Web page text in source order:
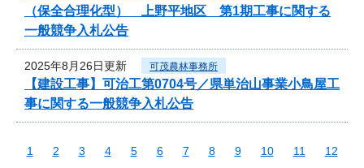
（保全合理化型） 上野平地区 第1期工事に関する
一般競争入札公告
2025年8月26日更新 可茂農林事務所
【建設工事】可治工第0704号／県単治山事業小鳥屋工
事に関する一般競争入札公告
1 2 3 4 5 6 7 8 9 10 11
12